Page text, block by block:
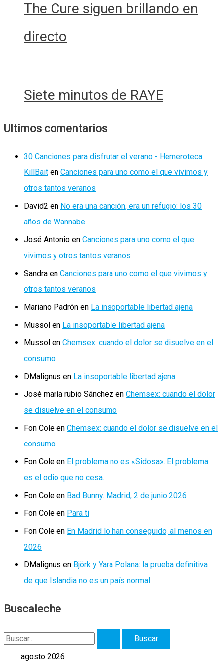
The Cure siguen brillando en
directo
Siete minutos de RAYE
Ultimos comentarios
30 Canciones para disfrutar el verano - Hemeroteca
KillBait en Canciones para uno como el que vivimos y
otros tantos veranos
David2 en No era una canción, era un refugio: los 30
años de Wannabe
José Antonio en Canciones para uno como el que
vivimos y otros tantos veranos
Sandra en Canciones para uno como el que vivimos y
otros tantos veranos
Mariano Padrón en La insoportable libertad ajena
Mussol en La insoportable libertad ajena
Mussol en Chemsex: cuando el dolor se disuelve en el
consumo
DMalignus en La insoportable libertad ajena
José maría rubio Sánchez en Chemsex: cuando el dolor
se disuelve en el consumo
Fon Cole en Chemsex: cuando el dolor se disuelve en el
consumo
Fon Cole en El problema no es «Sidosa». El problema
es el odio que no cesa.
Fon Cole en Bad Bunny. Madrid, 2 de junio 2026
Fon Cole en Para ti
Fon Cole en En Madrid lo han conseguido, al menos en
2026
DMalignus en Björk y Yara Polana: la prueba definitiva
de que Islandia no es un país normal
Buscaleche
B
agosto 2026